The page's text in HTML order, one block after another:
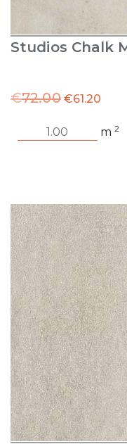
Studios Chalk
€72.00 €61.20
m2